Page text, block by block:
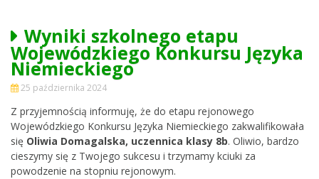
Wyniki szkolnego etapu
Wojewódzkiego Konkursu Języka
Niemieckiego
25 października 2024
Z przyjemnością informuję, że do etapu rejonowego
Wojewódzkiego Konkursu Języka Niemieckiego zakwalifikowała
się Oliwia Domagalska, uczennica klasy 8b. Oliwio, bardzo
cieszymy się z Twojego sukcesu i trzymamy kciuki za
powodzenie na stopniu rejonowym.